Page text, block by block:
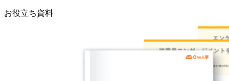
お役立ち資料